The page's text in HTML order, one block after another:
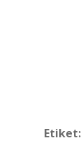
Etiket: